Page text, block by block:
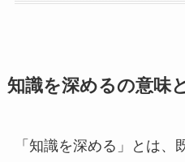
知識を深めるの意味
「知識を深める」とは